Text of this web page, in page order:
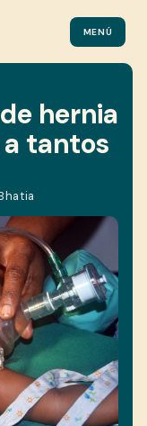
MENÚ
hernia
tantos